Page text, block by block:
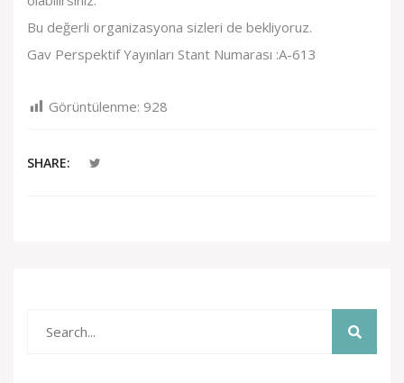
Bu değerli organizasyona sizleri de bekliyoruz.
Gav Perspektif Yayınları Stant Numarası :A-613
Görüntülenme: 928
SHARE: